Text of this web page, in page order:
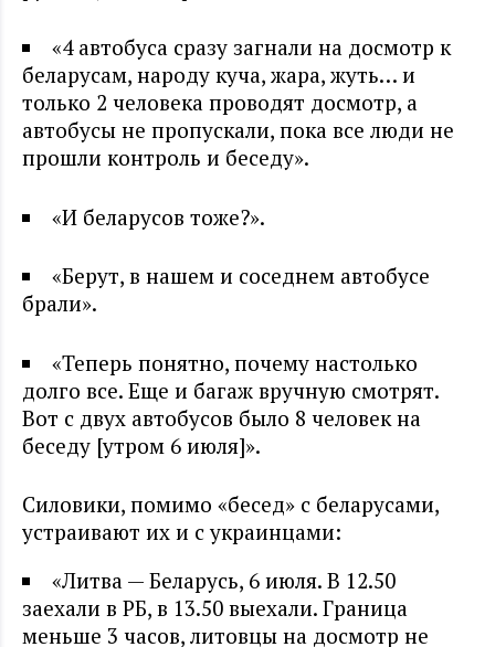
«4 автобуса сразу загнали на досмотр к
беларусам, народу куча, жара, жуть… и
только 2 человека проводят досмотр, а
автобусы не пропускали, пока все люди не
прошли контроль и беседу».
«И беларусов тоже?».
«Берут, в нашем и соседнем автобусе
брали».
«Теперь понятно, почему настолько
долго все. Еще и багаж вручную смотрят.
Вот с двух автобусов было 8 человек на
беседу [утром 6 июля]».
Силовики, помимо «бесед» с беларусами,
устраивают их и с украинцами:
«Литва — Беларусь, 6 июля. В 12.50
заехали в РБ, в 13.50 выехали. Граница
меньше 3 часов, литовцы на досмотр не